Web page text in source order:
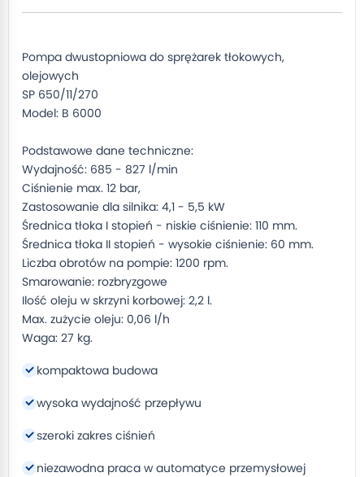
Pompa dwustopniowa do sprężarek tłokowych,
olejowych
SP 650/11/270
Model: B 6000
Podstawowe dane techniczne:
Wydajność: 685 - 827 l/min
Ciśnienie max. 12 bar,
Zastosowanie dla silnika: 4,1 - 5,5 kW
Średnica tłoka I stopień - niskie ciśnienie: 110 mm.
Średnica tłoka II stopień - wysokie ciśnienie: 60 mm.
Liczba obrotów na pompie: 1200 rpm.
Smarowanie: rozbryzgowe
Ilość oleju w skrzyni korbowej: 2,2 l.
Max. zużycie oleju: 0,06 l/h
Waga: 27 kg.
kompaktowa budowa
wysoka wydajność przepływu
szeroki zakres ciśnień
niezawodna praca w automatyce przemysłowej